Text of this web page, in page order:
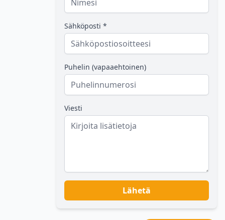
Sähköposti *
Puhelin (vapaaehtoinen)
Viesti
Lähetä